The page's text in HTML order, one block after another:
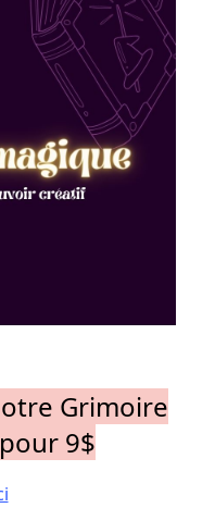
Grimoire
9$